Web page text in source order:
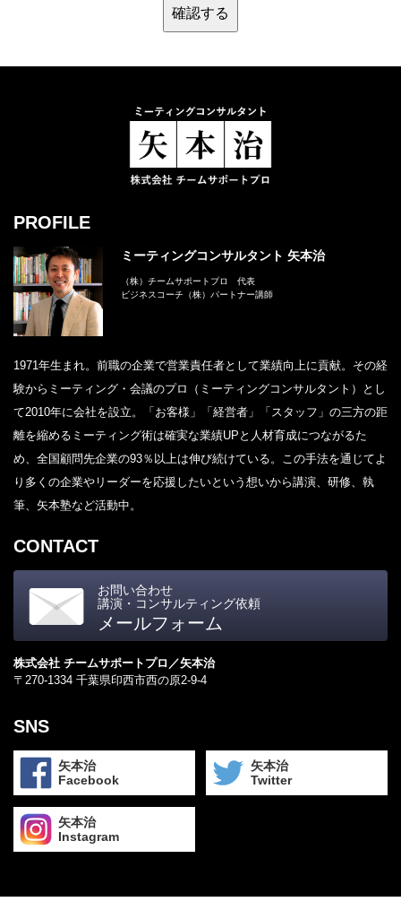
PROFILE
ミーティングコンサルタント 矢本治
（株）チームサポートプロ 代表
ビジネスコーチ（株）パートナー講師
1971年生まれ。前職の企業で営業責任者として業績向上に貢献。その経
験からミーティング・会議のプロ（ミーティングコンサルタント）とし
て2010年に会社を設立。「お客様」「経営者」「スタッフ」の三方の距
離を縮めるミーティング術は確実な業績UPと人材育成につながるた
め、全国顧問先企業の93％以上は伸び続けている。この手法を通じてよ
り多くの企業やリーダーを応援したいという想いから講演、研修、執
筆、矢本塾など活動中。
CONTACT
お問い合わせ
講演・コンサルティング依頼
メールフォーム
株式会社 チームサポートプロ／矢本治
〒270-1334 千葉県印西市西の原2-9-4
SNS
矢本治
Facebook
矢本治
Twitter
矢本治
Instagram